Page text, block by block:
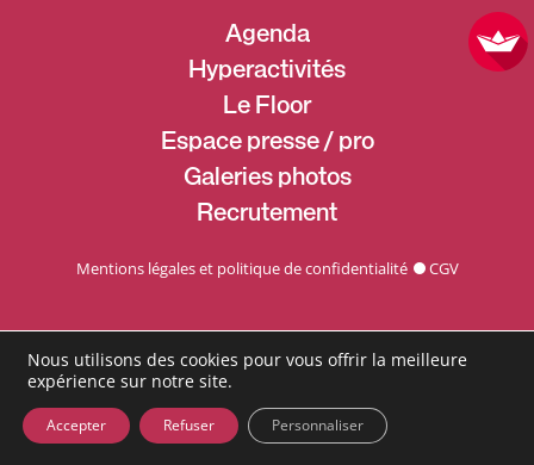
Agenda
Hyperactivités
Le Floor
Espace presse / pro
Galeries photos
Recrutement
Mentions légales et politique de confidentialité CGV
Nous utilisons des cookies pour vous offrir la meilleure
expérience sur notre site.
Accepter Refuser Personnaliser